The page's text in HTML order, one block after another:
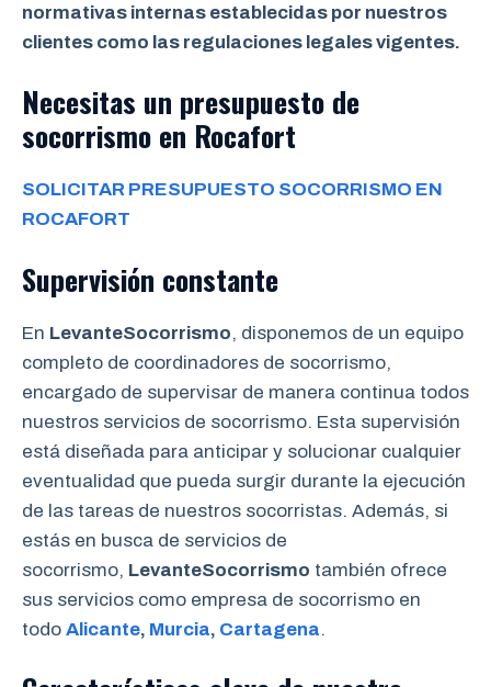
normativas internas establecidas por nuestros
clientes como las regulaciones legales vigentes.
Necesitas un presupuesto de
socorrismo en Rocafort
SOLICITAR PRESUPUESTO SOCORRISMO EN
ROCAFORT
Supervisión constante
En LevanteSocorrismo, disponemos de un equipo
completo de coordinadores de socorrismo,
encargado de supervisar de manera continua todos
nuestros servicios de socorrismo. Esta supervisión
está diseñada para anticipar y solucionar cualquier
eventualidad que pueda surgir durante la ejecución
de las tareas de nuestros socorristas. Además, si
estás en busca de servicios de
socorrismo, LevanteSocorrismo también ofrece
sus servicios como empresa de socorrismo en
todo Alicante, Murcia, Cartagena.